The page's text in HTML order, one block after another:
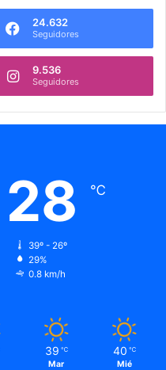
24.632
Seguidores
9.536
Seguidores
28 ℃
39º - 26º
29%
0.8 km/h
39 ℃
Mar
40 ℃
Mié